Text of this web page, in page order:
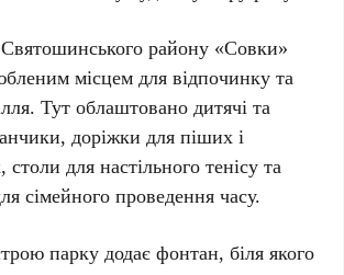
Святошинського району «Совки»
місцем для відпочинку та
Тут облаштовано дитячі та
доріжки для піших і
столи для настільного тенісу та
сімейного проведення часу.
парку додає фонтан, біля якого